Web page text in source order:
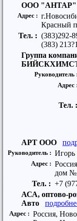
ООО "АНТАР"
Адрес :
Красный
Тел. : (383)292-
(383)
Группа
Адрес
Тел.
АРТ ООО
Руководитель : Игорь
Адрес :
дом
Тел. : +7
АСА, оптово-
Авто
Адрес : Россия,